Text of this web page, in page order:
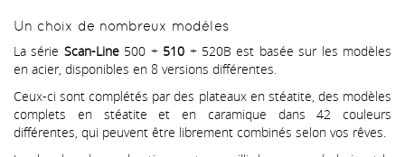
Un choix de nombreux modèles
La série Scan-Line500 + 510 + 520B est basée sur les modèles
en acier, disponibles en 8 versions différentes.
Ceux-ci sont complétés par des plateaux en stéatite, des modèles
complets en stéatite et en caramique dans 42 couleurs
différentes, qui peuvent être librement combinés selon vos rêves.